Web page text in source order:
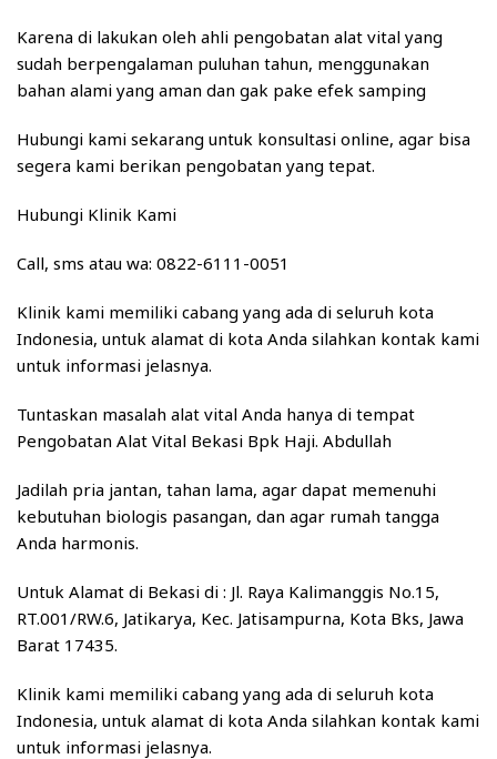
Karena di lakukan oleh ahli pengobatan alat vital yang
sudah berpengalaman puluhan tahun, menggunakan
bahan alami yang aman dan gak pake efek samping
Hubungi kami sekarang untuk konsultasi online, agar bisa
segera kami berikan pengobatan yang tepat.
Hubungi Klinik Kami
Call, sms atau wa: 0822-6111-0051
Klinik kami memiliki cabang yang ada di seluruh kota
Indonesia, untuk alamat di kota Anda silahkan kontak kami
untuk informasi jelasnya.
Tuntaskan masalah alat vital Anda hanya di tempat
Pengobatan Alat Vital Bekasi Bpk Haji. Abdullah
Jadilah pria jantan, tahan lama, agar dapat memenuhi
kebutuhan biologis pasangan, dan agar rumah tangga
Anda harmonis.
Untuk Alamat di Bekasi di : Jl. Raya Kalimanggis No.15,
RT.001/RW.6, Jatikarya, Kec. Jatisampurna, Kota Bks, Jawa
Barat 17435.
Klinik kami memiliki cabang yang ada di seluruh kota
Indonesia, untuk alamat di kota Anda silahkan kontak kami
untuk informasi jelasnya.